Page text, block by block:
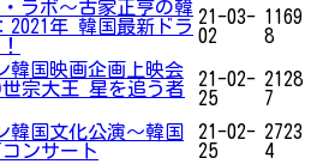
ラボ～古家正亨の韓
2021年 韓国最新ドラ 21-03-
02
1169
8
韓国映画企画上映会
宗大王 星を追う者
21-02-
25
2128
7
韓国文化公演〜韓国
コンサート
21-02-
25
2723
4